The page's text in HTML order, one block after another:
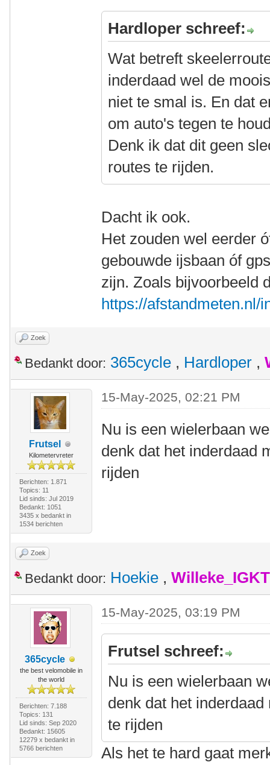
Hardloper schreef:
Wat betreft
inderdaad wel de
niet te smal is. En dat
om auto's tegen te
Denk ik dat dit geen
routes te rijden.
Dacht ik ook.
Het zouden wel eerder
gebouwde ijsbaan óf
zijn. Zoals bijvoorbeeld
https://afstandmeten.nl/
Zoek
Bedankt door: 365cycle , Hardloper ,
Frutsel
Kilometervreter
Berichten: 1.871
Topics: 11
Lid sinds: Jul 2019
Bedankt: 1051
3435 x bedankt in
1534 berichten
15-May-2025, 02:21 PM
Nu is een wielerbaan
denk dat het inderdaad
rijden
Zoek
Bedankt door: Hoekie , Willeke_IGKT
365cycle
the best velomobile in
the world
Berichten: 7.188
Topics: 131
Lid sinds: Sep 2020
Bedankt: 15605
12279 x bedankt in
5766 berichten
15-May-2025, 03:19 PM
Frutsel schreef:
Nu is een wielerbaan
denk dat het
te rijden
Als het te hard gaat